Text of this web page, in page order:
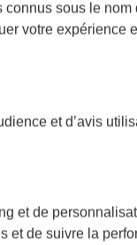
connus sous le nom
votre expérience
et d’avis
et de
et de suivre la